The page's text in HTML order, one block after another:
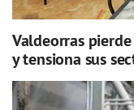
Valdeorras
y tensiona sus